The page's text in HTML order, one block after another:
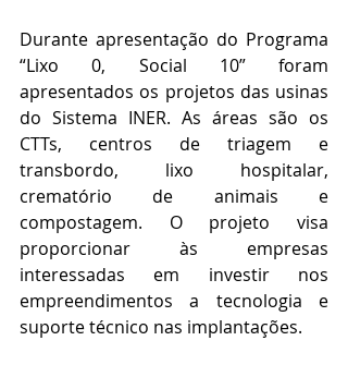
Durante apresentação do Programa
“Lixo 0, Social 10” foram
apresentados os projetos das usinas
do Sistema INER. As áreas são os
CTTs, centros de triagem e
transbordo, lixo hospitalar,
crematório de animais e
compostagem. O projeto visa
proporcionar às empresas
interessadas em investir nos
empreendimentos a tecnologia e
suporte técnico nas implantações.